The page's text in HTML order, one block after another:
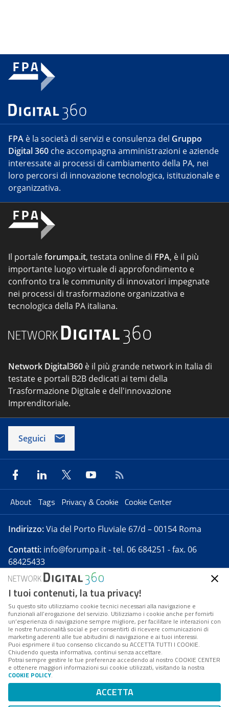
FPA è la società di servizi e consulenza del Gruppo
Digital 360 che accompagna amministrazioni e aziende
interessate ai processi di cambiamento della PA, nei
loro percorsi di innovazione tecnologica, istituzionale e
organizzativa.
Il portaleforumpa.it, testata online di FPA, è il più
importante luogo virtuale di approfondimento e
confronto tra le community di innovatori impegnate
nei processi di trasformazione organizzativa e
tecnologica della PA italiana.
Network Digital360 è il più grande network in Italia di
testate e portali B2B dedicati ai temi della
Trasformazione Digitale e dell'innovazione
Imprenditoriale.
Seguici
About Tags Privacy & Cookie Cookie Center
Indirizzo:Via del Porto Fluviale 67/d – 00154 Roma
Contatti: info@forumpa.it- tel. 06 684251 - fax. 06
68425433
Forumpa.itè una pubblicazione telematica iscritta
presso Registro della stampa del Tribunale di Roma -
Reg. n. 182 del 2 maggio 2008 - Direttore resp. Michela
Stentella
FPA s.r.l. è società soggetta a Direzione e
Coordinamento da parte di Digital360 S.p.A. - FPA s.r.l.
è un'azienda certificata per il sistema di management
Codice Fiscale/Partita IVA n. 10693191008 - R.E.A. Roma
n. 1249791. ISP AWS
I tuoi contenuti, la tua privacy!
Su questo sito utilizziamo cookie tecnici necessari alla navigazione e
funzionali all’erogazione del servizio. Utilizziamo i cookie anche per fornirti
un’esperienza di navigazione sempre migliore, per facilitare le interazioni con
le nostre funzionalità social e per consentirti di ricevere comunicazioni di
marketing aderenti alle tue abitudini di navigazione e ai tuoi interessi.
Puoi esprimere il tuo consenso cliccando su ACCETTA TUTTI I COOKIE.
Chiudendo questa informativa, continui senza accettare.
Potrai sempre gestire le tue preferenze accedendo al nostro COOKIE CENTER
e ottenere maggiori informazioni sui cookie utilizzati, visitando la nostra
COOKIE POLICY.
ACCETTA